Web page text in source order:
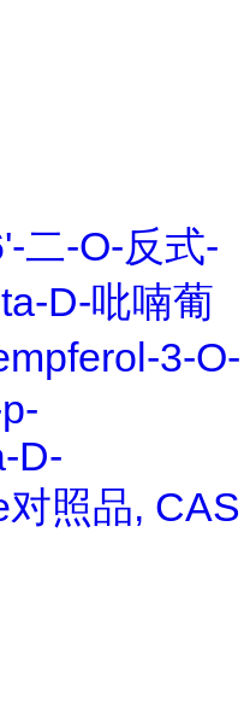
二-O-反式-
D-吡喃葡
3-O-
D-
照品, CAS